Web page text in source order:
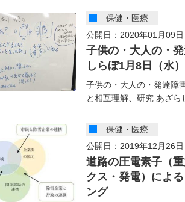
保健・医療
公開日：2020年01月09日
子供の・大人の・
しらぼ1月8日（水
子供の・大人の・発達障
と相互理解、研究 あざら
保健・医療
公開日：2019年12月26日
道路の圧電素子（
クス・発電）によ
ング